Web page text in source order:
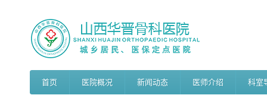
首页 医院概况 新闻动态 医师介绍 科室